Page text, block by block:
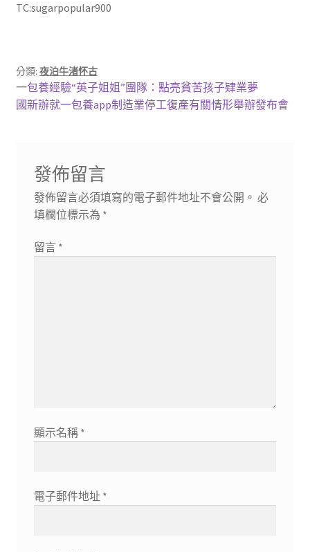
TC:sugarpopular900
分類: 夜泊牛渚怀古
文
章
覽
上
一
一包養經驗“英子姐姐”團隊：點亮貧苦孩子肄業夢
下
國新辦就一包養app制造業停工復產有關情形舉辦發布會
發佈留言
發佈留言必須填寫的電子郵件地址不會公開。 必
填欄位標示為 *
留言 *
顯示名稱 *
電子郵件地址 *